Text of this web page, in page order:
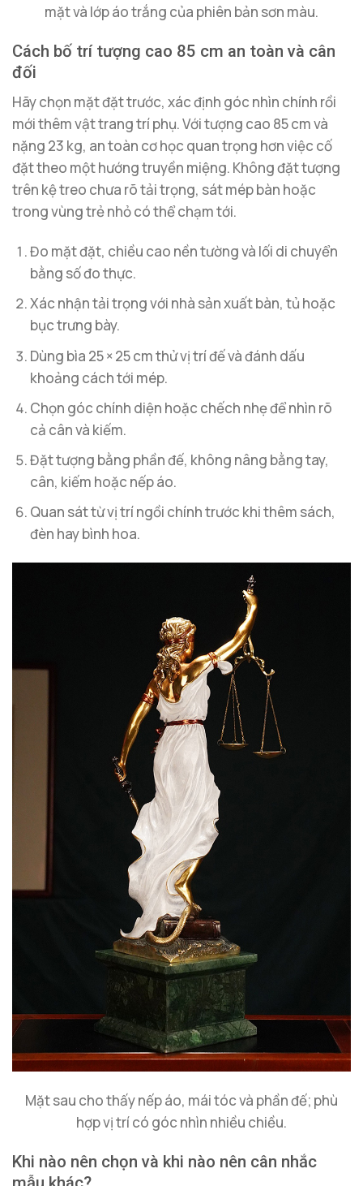
mặt và lớp áo trắng của phiên bản sơn màu.
Cách bố trí tượng cao 85 cm an toàn và cân
đối
Hãy chọn mặt đặt trước, xác định góc nhìn chính rồi
mới thêm vật trang trí phụ. Với tượng cao 85 cm và
nặng 23 kg, an toàn cơ học quan trọng hơn việc cố
đặt theo một hướng truyền miệng. Không đặt tượng
trên kệ treo chưa rõ tải trọng, sát mép bàn hoặc
trong vùng trẻ nhỏ có thể chạm tới.
Đo mặt đặt, chiều cao nền tường và lối di chuyển
bằng số đo thực.
Xác nhận tải trọng với nhà sản xuất bàn, tủ hoặc
bục trưng bày.
Dùng bìa 25 × 25 cm thử vị trí đế và đánh dấu
khoảng cách tới mép.
Chọn góc chính diện hoặc chếch nhẹ để nhìn rõ
cả cân và kiếm.
Đặt tượng bằng phần đế, không nâng bằng tay,
cân, kiếm hoặc nếp áo.
Quan sát từ vị trí ngồi chính trước khi thêm sách,
đèn hay bình hoa.
Mặt sau cho thấy nếp áo, mái tóc và phần đế; phù
hợp vị trí có góc nhìn nhiều chiều.
Khi nào nên chọn và khi nào nên cân nhắc